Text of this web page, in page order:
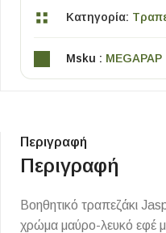
Κατηγορία:
Msku : MEGAPAP
Περιγραφή
Περιγραφή
Βοηθητικό τραπεζάκι
χρώμα μαύρο-λευκό εφέ